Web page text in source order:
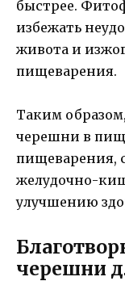
быстрее.
избежать
живота и
пищеварения.
Таким
черешни в
пищеварения,
желудочно-
улучшению
черешни